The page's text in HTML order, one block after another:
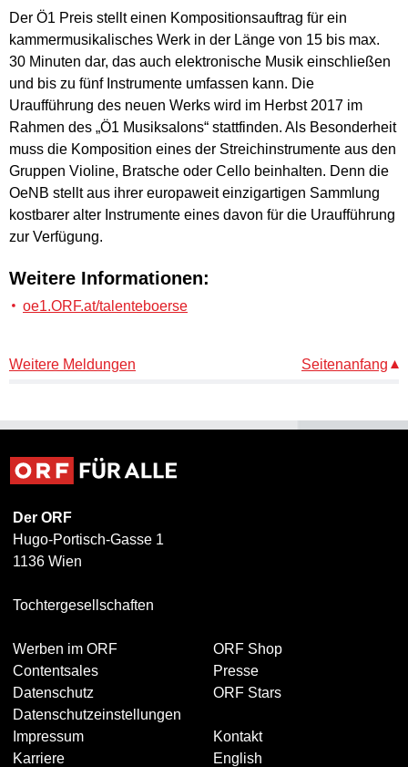
Werke ‚Inlustris‘, ‚Ariadne‘ und ‚Traces de lumière‘ hat die
Jury durch seine große Erfindungsgabe überzeugt. Seine
stilistische Vielfalt, die jedoch nie in Beliebigkeit mündet,
geht einher mit einer phantasievollen, technischen
Beherrschung des Kompositionshandwerkes. Wir freuen
uns, Yongbom Lee für den Kompositionsauftrag vorschlagen
zu können. Die Jury möchte auch die Komponisten Otto
Wanke, Sergey Kim und Shayan Mokhtarani lobend
erwähnen, die mit ihren Werken in die engere Auswahl
gekommen sind.“
Der Ö1 Preis stellt einen Kompositionsauftrag für ein
kammermusikalisches Werk in der Länge von 15 bis max.
30 Minuten dar, das auch elektronische Musik einschließen
und bis zu fünf Instrumente umfassen kann. Die
Uraufführung des neuen Werks wird im Herbst 2017 im
Rahmen des „Ö1 Musiksalons“ stattfinden. Als Besonderheit
muss die Komposition eines der Streichinstrumente aus den
Gruppen Violine, Bratsche oder Cello beinhalten. Denn die
OeNB stellt aus ihrer europaweit einzigartigen Sammlung
kostbarer alter Instrumente eines davon für die Uraufführung
zur Verfügung.
Weitere Informationen:
oe1.ORF.at/talenteboerse
Weitere Meldungen Seitenanfang
Der ORF
Hugo-Portisch-Gasse 1
1136 Wien
Tochtergesellschaften
Werben im ORF
Contentsales
Datenschutz
Datenschutzeinstellungen
Impressum
Karriere
ORF Shop
Presse
ORF Stars
Kontakt
English